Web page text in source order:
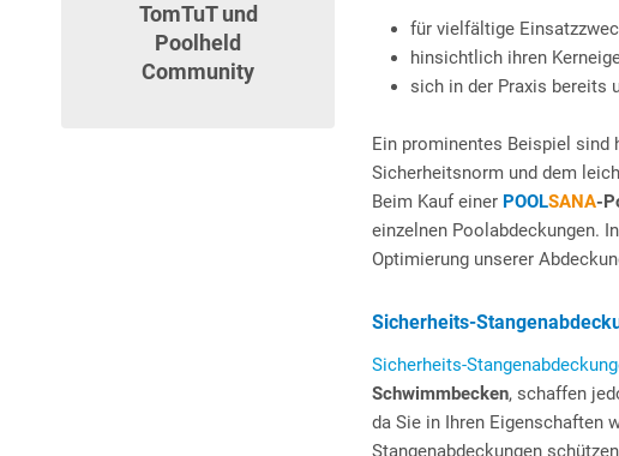
TomTuT und
Poolheld
Community
für vielfältige
hinsichtlich ihren
sich in der Praxis bereits
Ein prominentes Beispiel sind
Sicherheitsnorm und dem
Beim Kauf einer POOLSANA-
einzelnen Poolabdeckungen.
Optimierung unserer
Sicherheits-
Sicherheits-
Schwimmbecken, schaffen
da Sie in Ihren Eigenschaften
Stangenabdeckungen